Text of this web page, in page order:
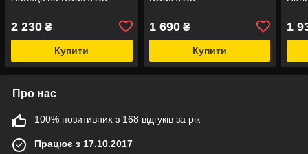
2 230 ₴
Купити
1 690₴
Купити
1
Про нас
100% позитивних з 168 відгуків за рік
Працює з 17.10.2017